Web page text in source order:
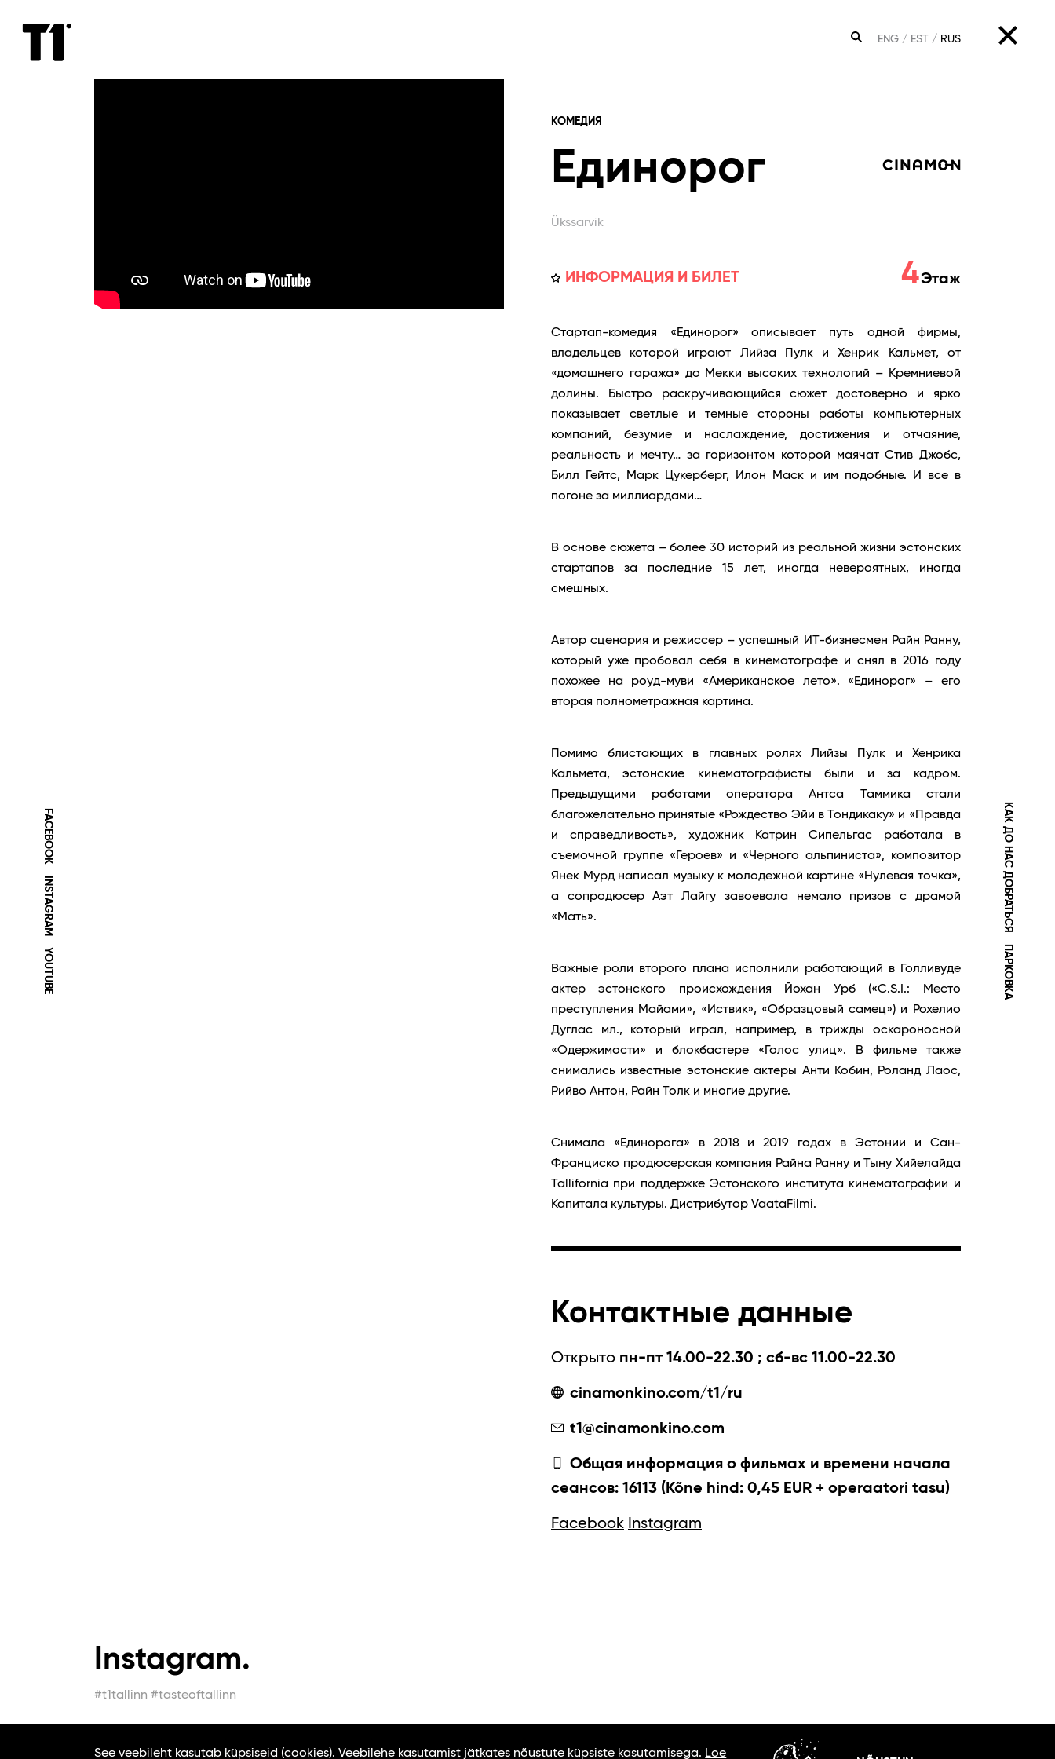
ПОИСК
ENG EST RUS
FACEBOOK
INSTAGRAM
YOUTUBE
КАК ДО НАС ДОБРАТЬСЯ
ПАРКОВКА
КОМЕДИЯ
Единорог
Ükssarvik
ИНФОРМАЦИЯ И БИЛЕТ 4Этаж
Стартап-комедия «Единорог» описывает путь одной фирмы,
владельцев которой играют Лийза Пулк и Хенрик Кальмет, от
«домашнего гаража» до Мекки высоких технологий – Кремниевой
долины. Быстро раскручивающийся сюжет достоверно и ярко
показывает светлые и темные стороны работы компьютерных
компаний, безумие и наслаждение, достижения и отчаяние,
реальность и мечту… за горизонтом которой маячат Стив Джобс,
Билл Гейтс, Марк Цукерберг, Илон Маск и им подобные. И все в
погоне за миллиардами…
В основе сюжета – более 30 историй из реальной жизни эстонских
стартапов за последние 15 лет, иногда невероятных, иногда
смешных.
Автор сценария и режиссер – успешный ИТ-бизнесмен Райн Ранну,
который уже пробовал себя в кинематографе и снял в 2016 году
похожее на роуд-муви «Американское лето». «Единорог» – его
вторая полнометражная картина.
Помимо блистающих в главных ролях Лийзы Пулк и Хенрика
Кальмета, эстонские кинематографисты были и за кадром.
Предыдущими работами оператора Антса Таммика стали
благожелательно принятые «Рождество Эйи в Тондикаку» и «Правда
и справедливость», художник Катрин Сипельгас работала в
съемочной группе «Героев» и «Черного альпиниста», композитор
Янек Мурд написал музыку к молодежной картине «Нулевая точка»,
а сопродюсер Аэт Лайгу завоевала немало призов с драмой
«Мать».
Важные роли второго плана исполнили работающий в Голливуде
актер эстонского происхождения Йохан Урб («C.S.I.: Место
преступления Майами», «Иствик», «Образцовый самец») и Рохелио
Дуглас мл., который играл, например, в трижды оскароносной
«Одержимости» и блокбастере «Голос улиц». В фильме также
снимались известные эстонские актеры Анти Кобин, Роланд Лаос,
Рийво Антон, Райн Толк и многие другие.
Снимала «Единорога» в 2018 и 2019 годах в Эстонии и Сан-
Франциско продюсерская компания Райна Ранну и Тыну Хийелайда
Tallifornia при поддержке Эстонского института кинематографии и
Капитала культуры. Дистрибутор VaataFilmi.
Контактные данные
Открыто пн-пт 14.00-22.30 ; сб-вс 11.00-22.30
cinamonkino.com/t1/ru
t1@cinamonkino.com
Общая информация о фильмах и времени начала
сеансов: 16113 (Kõne hind: 0,45 EUR + operaatori tasu)
Facebook Instagram
Instagram.
#t1tallinn #tasteoftallinn
See veebileht kasutab küpsiseid (cookies). Veebilehe kasutamist jätkates nõustute küpsiste kasutamisega. Loe